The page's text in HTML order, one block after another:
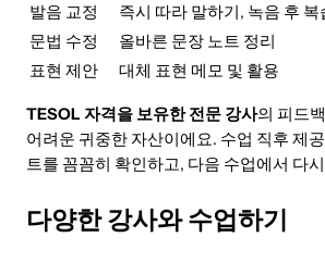
발음 교정 즉시 따라 말하기, 녹음 후 복
문법 수정
올바른 문장 노트 정리
표현 제안
대체 표현 메모 및 활용
TESOL 자격을 보유한 전문 강사의 피드
어려운 귀중한 자산이에요. 수업 직후 제
트를 꼼꼼히 확인하고, 다음 수업에서 다
다양한 강사와 수업하기